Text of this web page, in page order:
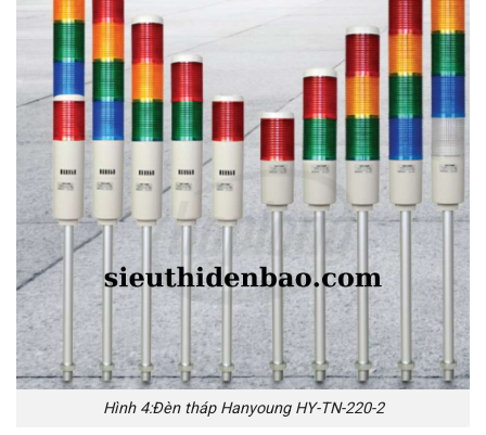
Hình 4:Đèn tháp Hanyoung HY-TN-220-2